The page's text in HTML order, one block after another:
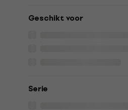
Geschikt voor
Serie